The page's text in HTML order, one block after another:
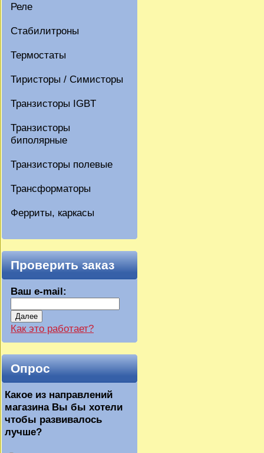
Реле
Стабилитроны
Термостаты
Тиристоры / Симисторы
Транзисторы IGBT
Транзисторы
биполярные
Транзисторы полевые
Трансформаторы
Ферриты, каркасы
Проверить заказ
Ваш e-mail:
Далее
Как это работает?
Опрос
Какое из направлений
магазина Вы бы хотели
чтобы развивалось
лучше?